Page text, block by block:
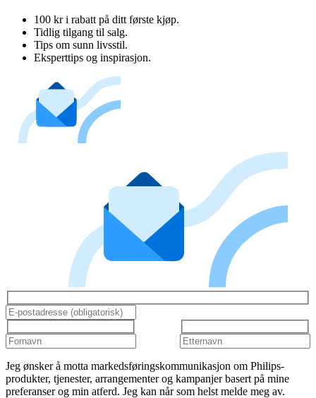
100 kr i rabatt på ditt første kjøp.
Tidlig tilgang til salg.
Tips om sunn livsstil.
Eksperttips og inspirasjon.
Jeg ønsker å motta markedsføringskommunikasjon om Philips-
produkter, tjenester, arrangementer og kampanjer basert på mine
preferanser og min atferd. Jeg kan når som helst melde meg av.